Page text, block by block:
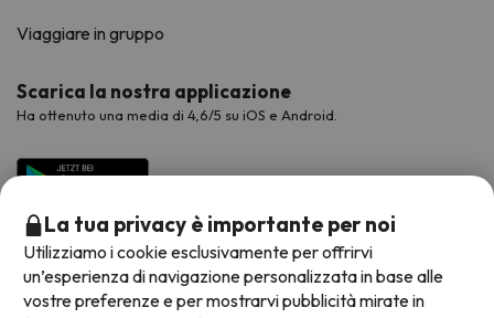
Viaggiare in gruppo
Scarica la nostra applicazione
Ha ottenuto una media di 4,6/5 su iOS e Android.
La tua privacy è importante per noi
Utilizziamo i cookie esclusivamente per offrirvi
un’esperienza di navigazione personalizzata in base alle
vostre preferenze e per mostrarvi pubblicità mirate in